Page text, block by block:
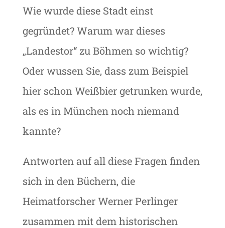
Wie wurde diese Stadt einst
gegründet? Warum war dieses
„Landestor“ zu Böhmen so wichtig?
Oder wussen Sie, dass zum Beispiel
hier schon Weißbier getrunken wurde,
als es in München noch niemand
kannte?
Antworten auf all diese Fragen finden
sich in den Büchern, die
Heimatforscher Werner Perlinger
zusammen mit dem historischen